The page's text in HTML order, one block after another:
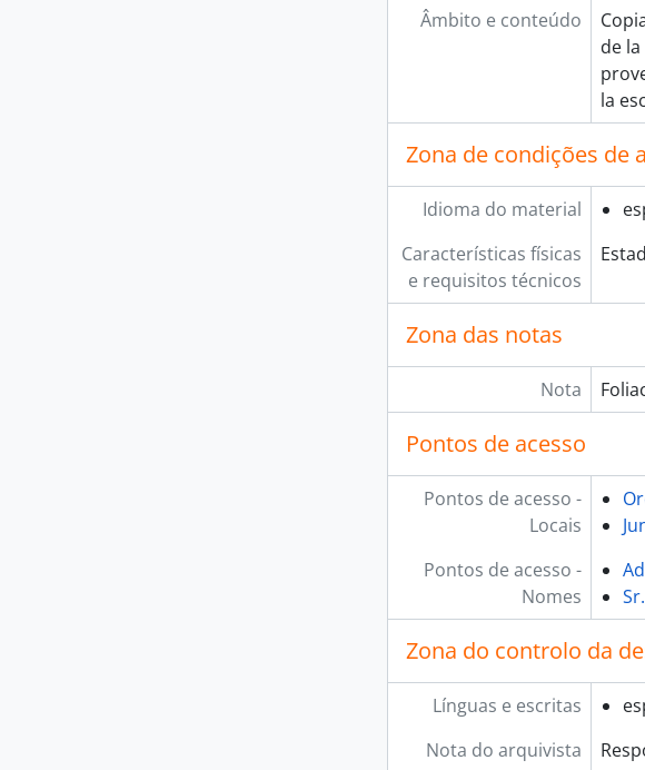
Âmbito e conteúdo
de
la
Zona de condições de
Idioma do material
Características físicas
e requisitos técnicos
Zona das notas
Nota
Pontos de acesso
Pontos de acesso -
Locais
Pontos de acesso -
Nomes
Zona do controlo da
Línguas e escritas
Nota do arquivista